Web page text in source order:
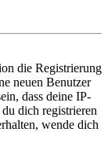
die Registrierung
neuen Benutzer
dass deine IP-
dich registrieren
wende dich